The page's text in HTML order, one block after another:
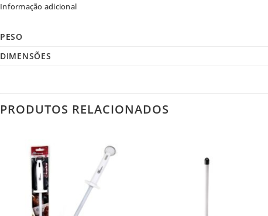
Informação adicional
PESO
DIMENSÕES
PRODUTOS RELACIONADOS
Salvar